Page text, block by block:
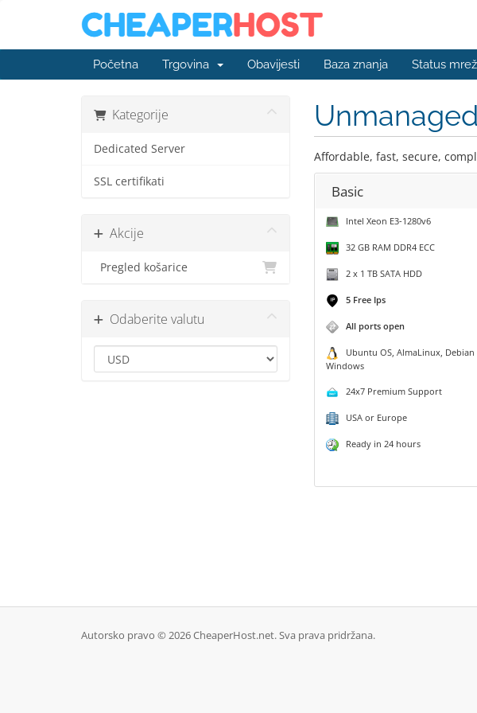
Početna Trgovina Obavijesti Baza znanja Status
Kategorije
Dedicated Server
SSL certifikati
Akcije
Pregled košarice
Odaberite valutu
Affordable, fast, secure,
Basic
Intel Xeon E3-1280v6
32 GB RAM DDR4 ECC
2 x 1 TB SATA HDD
5 Free Ips
All ports open
Ubuntu OS, AlmaLinux,
Windows
24x7 Premium Support
USA or Europe
Ready in 24 hours
Autorsko pravo © 2026 CheaperHost.net. Sva prava pridržana.